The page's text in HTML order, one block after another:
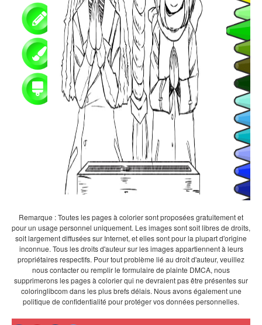
Remarque : Toutes les pages à colorier sont proposées gratuitement et
pour un usage personnel uniquement. Les images sont soit libres de droits,
soit largement diffusées sur Internet, et elles sont pour la plupart d'origine
inconnue. Tous les droits d'auteur sur les images appartiennent à leurs
propriétaires respectifs. Pour tout problème lié au droit d'auteur, veuillez
nous contacter ou remplir le formulaire de plainte DMCA, nous
supprimerons les pages à colorier qui ne devraient pas être présentes sur
coloringlibcom dans les plus brefs délais. Nous avons également une
politique de confidentialité pour protéger vos données personnelles.